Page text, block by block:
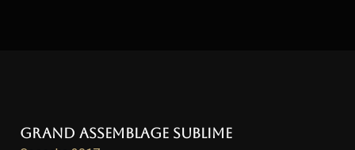
Grand Assemblage Sublime